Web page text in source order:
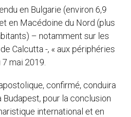
en Bulgarie (environ 6,9
en Macédoine du Nord (plus
– notamment sur les
Calcutta -, « aux périphéries
7 mai 2019.
confirmé, conduira
Budapest, pour la conclusion
international et en